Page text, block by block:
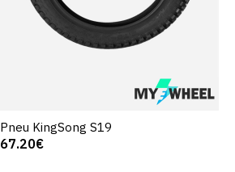
Pneu KingSong S19
67.20€